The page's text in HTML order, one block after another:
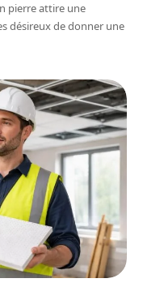
pierre attire une
désireux de donner une